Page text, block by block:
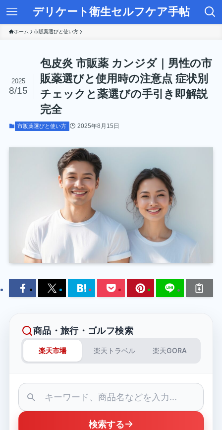
デリケート衛生セルフケア手帖
ホーム 市販薬選びと使い方
包皮炎 市販薬 カンジダ｜男性の市
販薬選びと使用時の注意点 症状別
チェックと薬選びの手引き即解説
完全
2025
8/15
市販薬選びと使い方 2025年8月15日
商品・旅行・ゴルフ検索
楽天市場 楽天トラベル 楽天GORA
検索する